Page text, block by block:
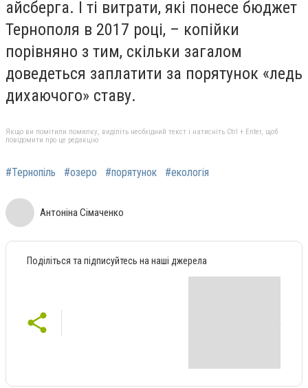
айсберга. І ті витрати, які понесе бюджет
Тернополя в 2017 році, – копійки
порівняно з тим, скільки загалом
доведеться заплатити за порятунок «ледь
дихаючого» ставу.
Якщо ви помітили помилку, виділіть необхідний текст і натисніть Ctrl + Enter, щоб
повідомити про це редакцію
#Тернопіль #озеро #порятунок #екологія
Антоніна Сімаченко
Поділіться та підписуйтесь на наші джерела